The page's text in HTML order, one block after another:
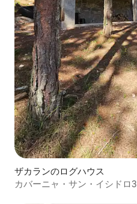
ザカランのログハウス
カバーニャ・サン・イシドロ3